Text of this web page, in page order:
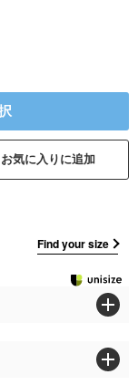
お気に入りに追加
Find your size